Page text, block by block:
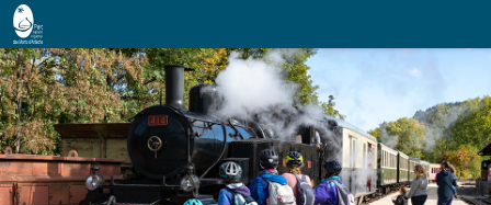
La Dolce Via des Nonières (Belsentes) à Lamastre